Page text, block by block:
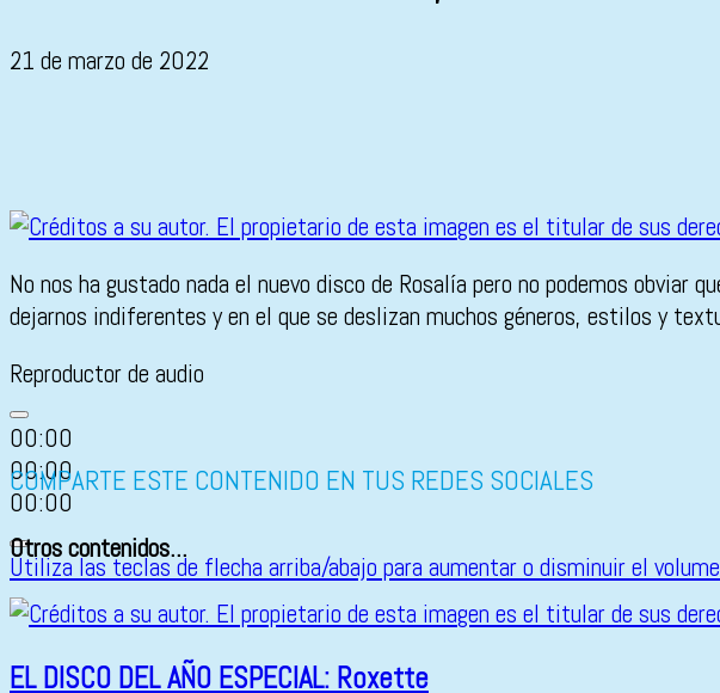
21 de marzo de 2022
No nos ha gustado nada el nuevo disco de Rosalía pero no podemos
dejarnos indiferentes y en el que se deslizan muchos géneros, estilos y
Reproductor de audio
00:00
00:00
00:00
Utiliza las teclas de flecha arriba/abajo para aumentar o disminuir el
COMPARTE ESTE CONTENIDO EN TUS REDES SOCIALES
Otros contenidos...
EL DISCO DEL AÑO ESPECIAL: Roxette